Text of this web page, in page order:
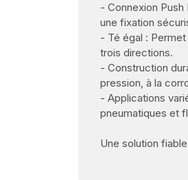
- Connexion Push
une fixation
- Té égal :
trois directions.
- Construction
pression, à la
- Applications
pneumatiques et
Une solution